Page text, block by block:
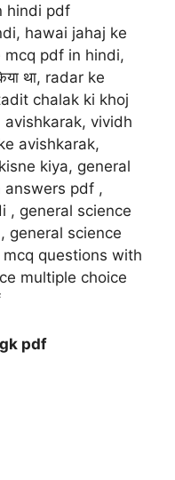
hindi pdf
hawai jahaj ke
mcq pdf in hindi,
था, radar ke
chalak ki khoj
vividh
avishkarak,
kiya, general
answers pdf ,
, general science
general science
questions with
multiple choice
gk pdf